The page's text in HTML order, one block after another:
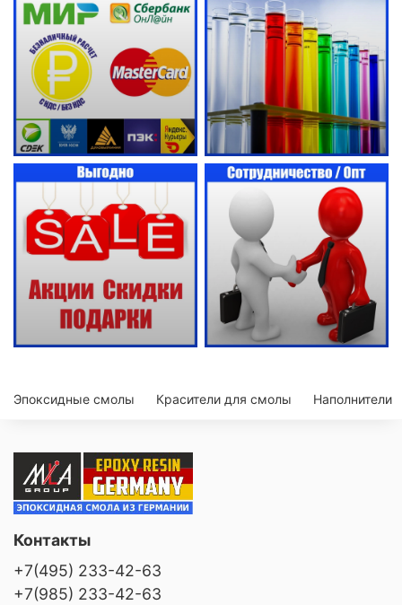
Эпоксидные смолы Красители для смолы Наполнители
Контакты
+7(495) 233-42-63
+7(985) 233-42-63